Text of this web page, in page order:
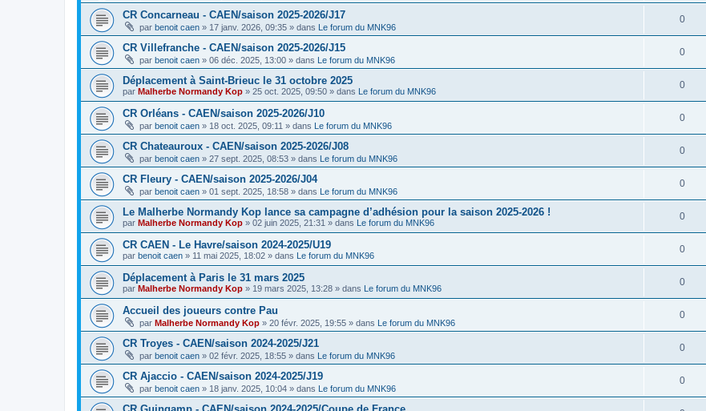
CR Concarneau - CAEN/saison 2025-2026/J17
par benoit caen » 17 janv. 2026, 09:35 » dans Le forum du MNK96
0
CR Villefranche - CAEN/saison 2025-2026/J15
par benoit caen » 06 déc. 2025, 13:00 » dans Le forum du MNK96
0
Déplacement à Saint-Brieuc le 31 octobre 2025
par Malherbe Normandy Kop » 25 oct. 2025, 09:50 » dans Le forum du MNK96
0
CR Orléans - CAEN/saison 2025-2026/J10
par benoit caen » 18 oct. 2025, 09:11 » dans Le forum du MNK96
0
CR Chateauroux - CAEN/saison 2025-2026/J08
par benoit caen » 27 sept. 2025, 08:53 » dans Le forum du MNK96
0
CR Fleury - CAEN/saison 2025-2026/J04
par benoit caen » 01 sept. 2025, 18:58 » dans Le forum du MNK96
0
Le Malherbe Normandy Kop lance sa campagne d’adhésion pour la saison 2025-2026 !
par Malherbe Normandy Kop » 02 juin 2025, 21:31 » dans Le forum du MNK96
0
CR CAEN - Le Havre/saison 2024-2025/U19
par benoit caen » 11 mai 2025, 18:02 » dans Le forum du MNK96
0
Déplacement à Paris le 31 mars 2025
par Malherbe Normandy Kop » 19 mars 2025, 13:28 » dans Le forum du MNK96
0
Accueil des joueurs contre Pau
par Malherbe Normandy Kop » 20 févr. 2025, 19:55 » dans Le forum du MNK96
0
CR Troyes - CAEN/saison 2024-2025/J21
par benoit caen » 02 févr. 2025, 18:55 » dans Le forum du MNK96
0
CR Ajaccio - CAEN/saison 2024-2025/J19
par benoit caen » 18 janv. 2025, 10:04 » dans Le forum du MNK96
0